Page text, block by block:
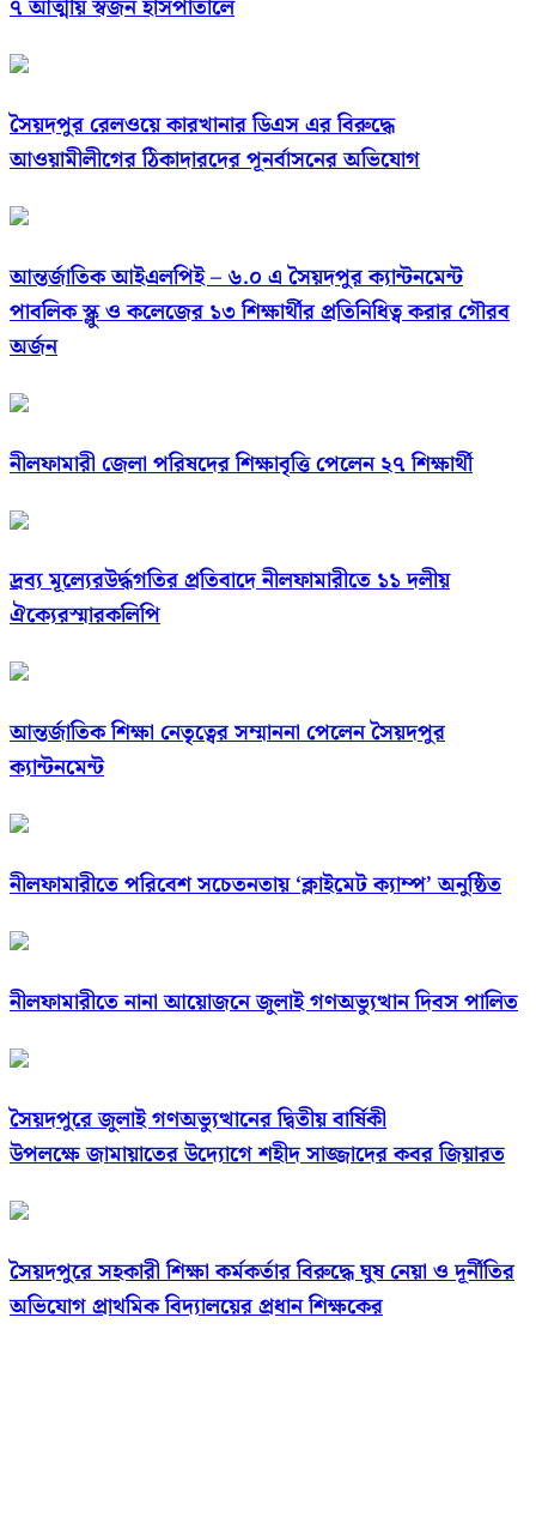
৭ আত্মীয় স্বজন হাসপাতালে
সৈয়দপুর রেলওয়ে কারখানার ডিএস এর বিরুদ্ধে
আওয়ামীলীগের ঠিকাদারদের পূনর্বাসনের অভিযোগ
আন্তর্জাতিক আইএলপিই – ৬.০ এ সৈয়দপুর ক্যান্টনমেন্ট
পাবলিক স্ক্লু ও কলেজের ১৩ শিক্ষার্থীর প্রতিনিধিত্ব করার গৌরব
অর্জন
নীলফামারী জেলা পরিষদের শিক্ষাবৃত্তি পেলেন ২৭ শিক্ষার্থী
দ্রব্য মূল্যেরউর্দ্ধগতির প্রতিবাদে নীলফামারীতে ১১ দলীয়
ঐক্যেরস্মারকলিপি
আন্তর্জাতিক শিক্ষা নেতৃত্বের সম্মাননা পেলেন সৈয়দপুর
ক্যান্টনমেন্ট
নীলফামারীতে পরিবেশ সচেতনতায় ‘ক্লাইমেট ক্যাম্প’ অনুষ্ঠিত
নীলফামারীতে নানা আয়োজনে জুলাই গণঅভ্যুত্থান দিবস পালিত
সৈয়দপুরে জুলাই গণঅভ্যুত্থানের দ্বিতীয় বার্ষিকী
উপলক্ষে জামায়াতের উদ্যোগে শহীদ সাজ্জাদের কবর জিয়ারত
সৈয়দপুরে সহকারী শিক্ষা কর্মকর্তার বিরুদ্ধে ঘুষ নেয়া ও দূর্নীতির
অভিযোগ প্রাথমিক বিদ্যালয়ের প্রধান শিক্ষকের